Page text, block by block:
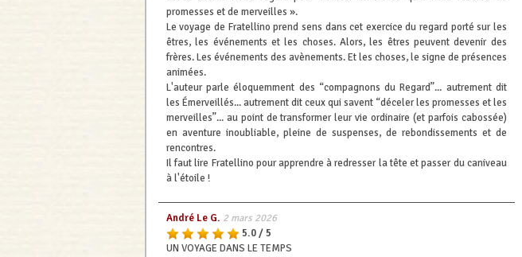
promesses et de merveilles ».
Le voyage de Fratellino prend sens dans cet exercice du regard porté sur les
êtres, les événements et les choses. Alors, les êtres peuvent devenir des
frères. Les événements des avènements. Et les choses, le signe de présences
animées.
L'auteur parle éloquemment des “compagnons du Regard”... autrement dit
les Émerveillés... autrement dit ceux qui savent “déceler les promesses et les
merveilles”... au point de transformer leur vie ordinaire (et parfois cabossée)
en aventure inoubliable, pleine de suspenses, de rebondissements et de
rencontres.
Il faut lire Fratellino pour apprendre à redresser la tête et passer du caniveau
à l'étoile !
André Le G. 2 mars 2026
5.0 / 5
UN VOYAGE DANS LE TEMPS